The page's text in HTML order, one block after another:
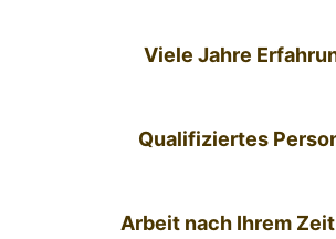
Viele Jahre
Qualifiziertes
Arbeit nach Ihrem